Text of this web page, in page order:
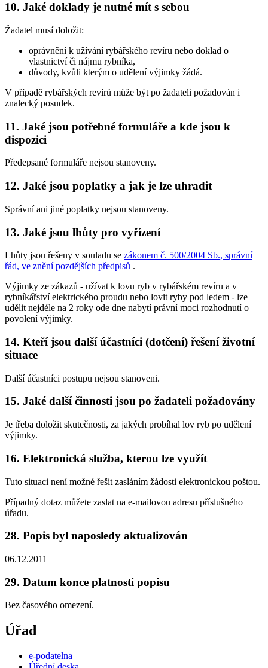
10. Jaké doklady je nutné mít s sebou
Žadatel musí doložit:
oprávnění k užívání rybářského revíru nebo doklad o
vlastnictví či nájmu rybníka,
důvody, kvůli kterým o udělení výjimky žádá.
V případě rybářských revírů může být po žadateli požadován i
znalecký posudek.
11. Jaké jsou potřebné formuláře a kde jsou k
dispozici
Předepsané formuláře nejsou stanoveny.
12. Jaké jsou poplatky a jak je lze uhradit
Správní ani jiné poplatky nejsou stanoveny.
13. Jaké jsou lhůty pro vyřízení
Lhůty jsou řešeny v souladu se zákonem č. 500/2004 Sb., správní
řád, ve znění pozdějších předpisů .
Výjimky ze zákazů - užívat k lovu ryb v rybářském revíru a v
rybníkářství elektrického proudu nebo lovit ryby pod ledem - lze
udělit nejdéle na 2 roky ode dne nabytí právní moci rozhodnutí o
povolení výjimky.
14. Kteří jsou další účastníci (dotčení) řešení životní
situace
Další účastníci postupu nejsou stanoveni.
15. Jaké další činnosti jsou po žadateli požadovány
Je třeba doložit skutečnosti, za jakých probíhal lov ryb po udělení
výjimky.
16. Elektronická služba, kterou lze využít
Tuto situaci není možné řešit zasláním žádosti elektronickou poštou.
Případný dotaz můžete zaslat na e-mailovou adresu příslušného
úřadu.
28. Popis byl naposledy aktualizován
06.12.2011
29. Datum konce platnosti popisu
Bez časového omezení.
Úřad
e-podatelna